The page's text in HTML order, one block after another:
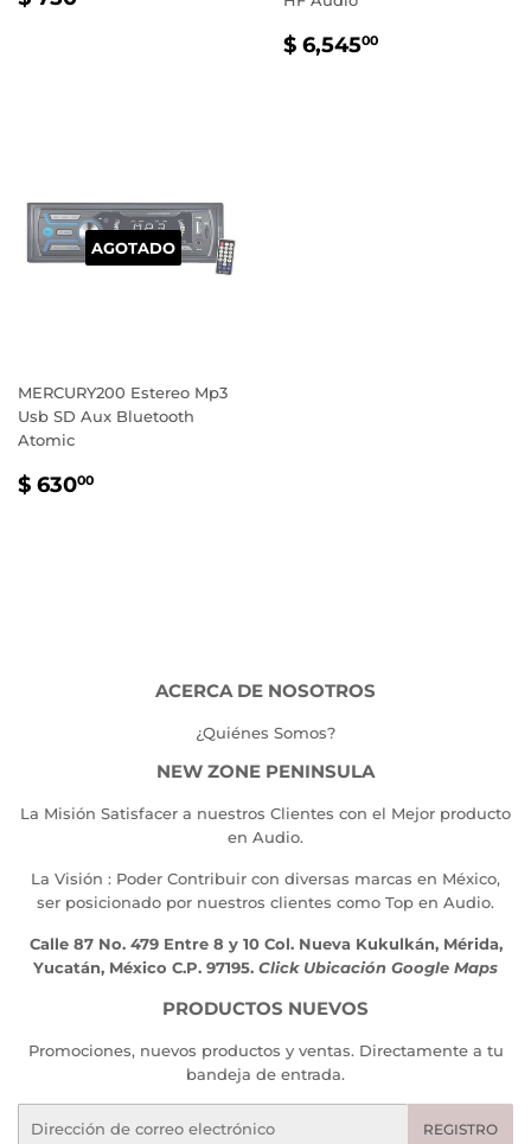
PRECIO
$ 6,54500
AGOTADO
MERCURY200 Estereo Mp3
Usb SD Aux Bluetooth
Atomic
PRECIO
$ 63000
ACERCA DE NOSOTROS
¿Quiénes Somos?
NEW ZONE PENINSULA
La Misión Satisfacer a nuestros Clientes con el Mejor producto
en Audio.
La Visión : Poder Contribuir con diversas marcas en México,
ser posicionado por nuestros clientes como Top en Audio.
Calle 87 No. 479 Entre 8 y 10 Col. Nueva Kukulkán, Mérida,
Yucatán, México C.P. 97195. Click Ubicación Google Maps
PRODUCTOS NUEVOS
Promociones, nuevos productos y ventas. Directamente a tu
bandeja de entrada.
REGISTRO